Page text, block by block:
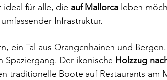
ideal für alle, die auf Mallorca leben
Infrastruktur.
ein Tal aus Orangenhainen und
Spaziergang. Der ikonische Holzzug
traditionelle Boote auf Restaurants am